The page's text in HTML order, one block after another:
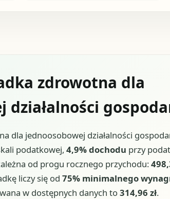
zdrowotna dla
działalności
dla jednoosobowej działalności
podatkowej, 4,9% dochodu przy
od progu rocznego przychodu:
liczy się od 75% minimalnego
w dostępnych danych to314,96 zł.